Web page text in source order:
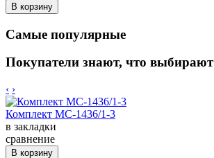
Самые популярные
Покупатели знают, что выбирают
‹ ›
Комплект MC-1436/1-3
в закладки
сравнение